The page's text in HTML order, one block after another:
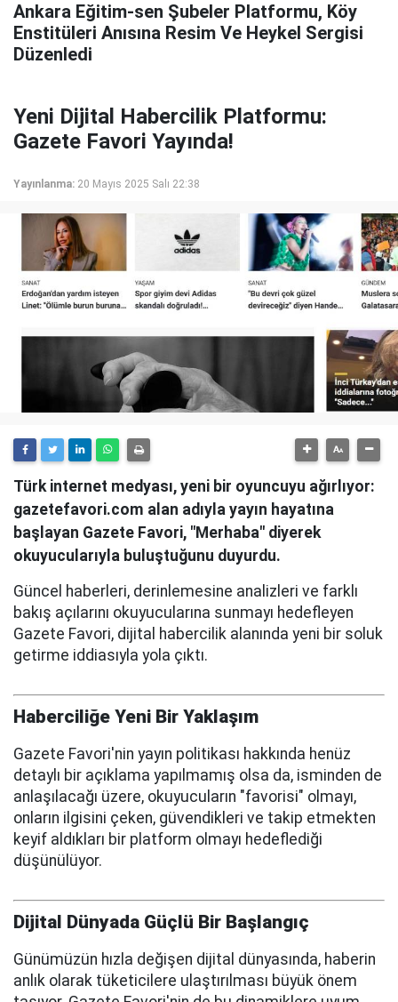
Ankara Eğitim-sen Şubeler Platformu, Köy
Enstitüleri Anısına Resim Ve Heykel Sergisi
Düzenledi
Yeni Dijital Habercilik Platformu:
Gazete Favori Yayında!
Yayınlanma: 20 Mayıs 2025 Salı 22:38
Türk internet medyası, yeni bir oyuncuyu ağırlıyor:
gazetefavori.com alan adıyla yayın hayatına
başlayan Gazete Favori, "Merhaba" diyerek
okuyucularıyla buluştuğunu duyurdu.
Güncel haberleri, derinlemesine analizleri ve farklı
bakış açılarını okuyucularına sunmayı hedefleyen
Gazete Favori, dijital habercilik alanında yeni bir soluk
getirme iddiasıyla yola çıktı.
Haberciliğe Yeni Bir Yaklaşım
Gazete Favori'nin yayın politikası hakkında henüz
detaylı bir açıklama yapılmamış olsa da, isminden de
anlaşılacağı üzere, okuyucuların "favorisi" olmayı,
onların ilgisini çeken, güvendikleri ve takip etmekten
keyif aldıkları bir platform olmayı hedeflediği
düşünülüyor.
Dijital Dünyada Güçlü Bir Başlangıç
Günümüzün hızla değişen dijital dünyasında, haberin
anlık olarak tüketicilere ulaştırılması büyük önem